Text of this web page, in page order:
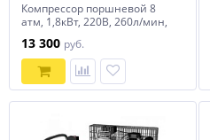
Компрессор поршневой 8
атм, 1,8кВт, 220В, 260л/мин,
50л СОРОКИН
13 300 руб.